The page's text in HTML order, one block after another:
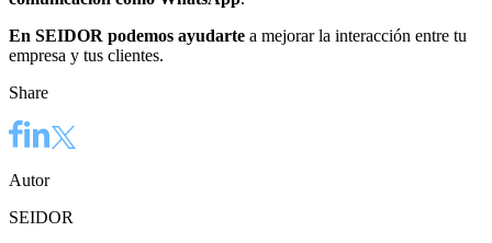
En SEIDOR podemos ayudarte a mejorar la interacción entre tu
empresa y tus clientes.
Share
Autor
SEIDOR